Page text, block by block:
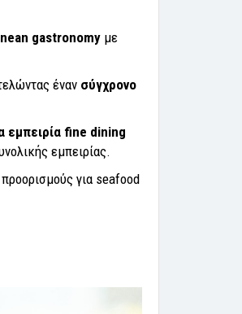
gastronomy με
έναν σύγχρονο
εμπειρία fine dining
εμπειρίας.
για seafood